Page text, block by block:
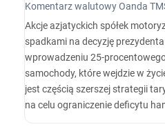
Komentarz walutowy Oanda
Akcje azjatyckich spółek
spadkami na decyzję
wprowadzeniu 25-
samochody, które wejdzie w
jest częścią szerszej strategii
na celu ograniczenie deficytu